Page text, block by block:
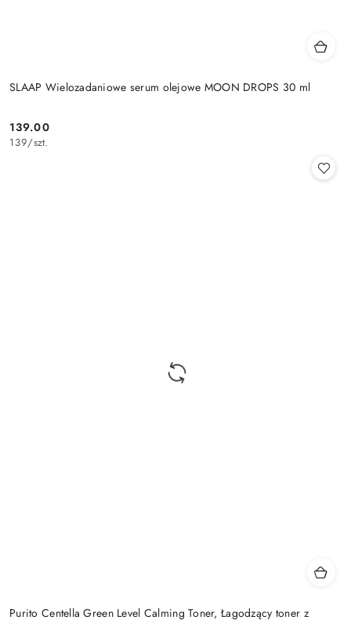
SLAAP Wielozadaniowe serum olejowe MOON DROPS 30 ml
Cena:
139.00
139/szt.
Purito Centella Green Level Calming Toner, Łagodzący toner z